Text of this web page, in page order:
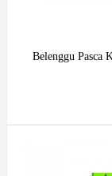
Belenggu Pasca